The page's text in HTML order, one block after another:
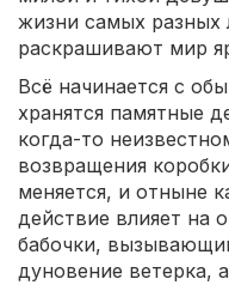
жизни самых разных
раскрашивают мир
Всё начинается с
хранятся памятные
когда-то
возвращения
меняется, и отныне
действие влияет на
бабочки,
дуновение ветерка,